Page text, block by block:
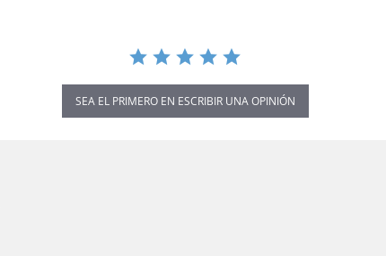
SEA EL PRIMERO EN ESCRIBIR UNA OPINIÓN